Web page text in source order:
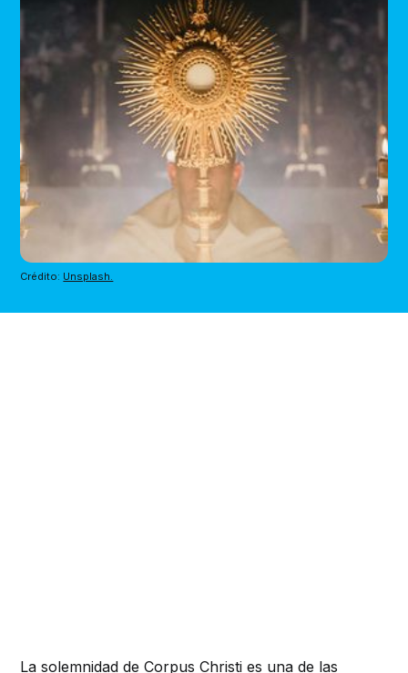
Crédito: Unsplash.
La solemnidad de Corpus Christi es una de las